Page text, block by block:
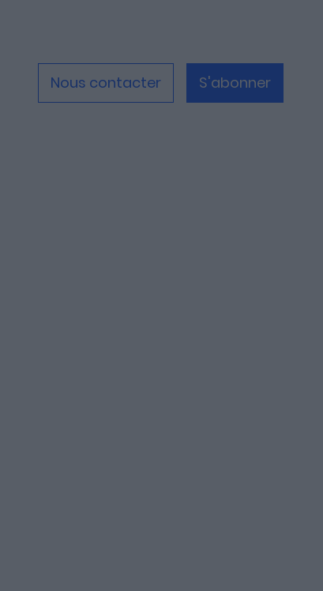
Nous contacter S'abonner